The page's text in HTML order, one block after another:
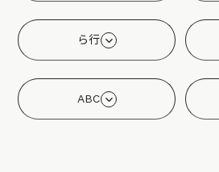
ら行
ABC